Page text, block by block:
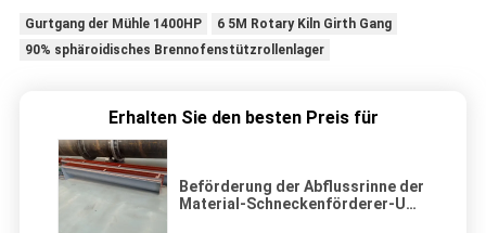
Gurtgang der Mühle 1400HP
6 5M Rotary Kiln Girth Gang
90% sphäroidisches Brennofenstützrollenlager
Erhalten Sie den besten Preis für
Beförderung der Abflussrinne der
Material-Schneckenförderer-U